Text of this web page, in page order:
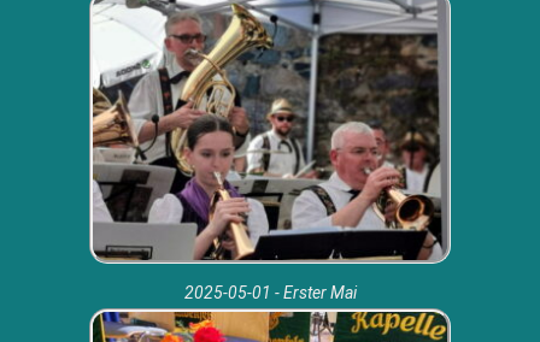
2025-05-01 - Erster Mai